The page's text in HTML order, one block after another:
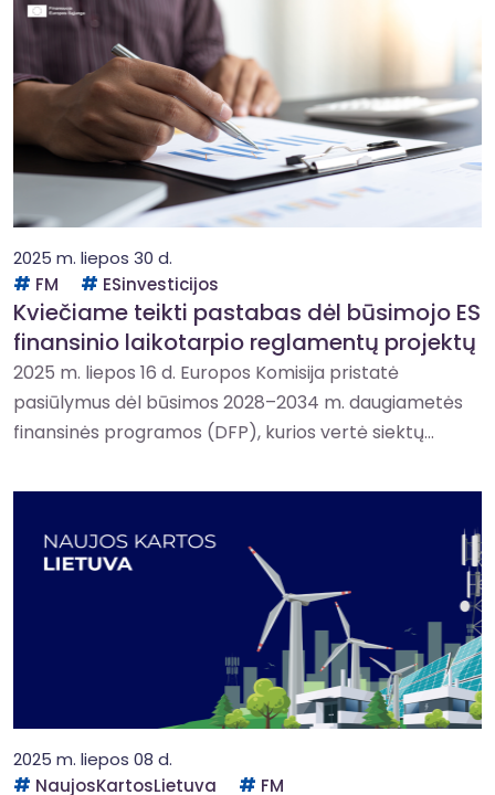
2025 m. liepos 30 d.
FM
ESinvesticijos
Kviečiame teikti pastabas dėl būsimojo ES
finansinio laikotarpio reglamentų projektų
2025 m. liepos 16 d. Europos Komisija pristatė
pasiūlymus dėl būsimos 2028–2034 m. daugiametės
finansinės programos (DFP), kurios vertė siektų...
2025 m. liepos 08 d.
NaujosKartosLietuva
FM